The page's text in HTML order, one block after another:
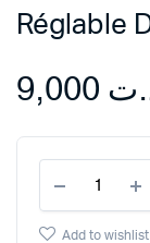
Réglable
Module
Réglable
Add to wishlist